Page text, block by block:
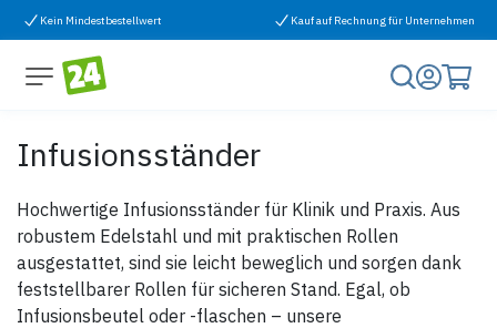
Zum Inhalt springen
Kein Mindestbestellwert Kauf auf Rechnung für Unternehmen
Infusionsständer
Hochwertige Infusionsständer für Klinik und Praxis. Aus
robustem Edelstahl und mit praktischen Rollen
ausgestattet, sind sie leicht beweglich und sorgen dank
feststellbarer Rollen für sicheren Stand. Egal, ob
Infusionsbeutel oder -flaschen – unsere